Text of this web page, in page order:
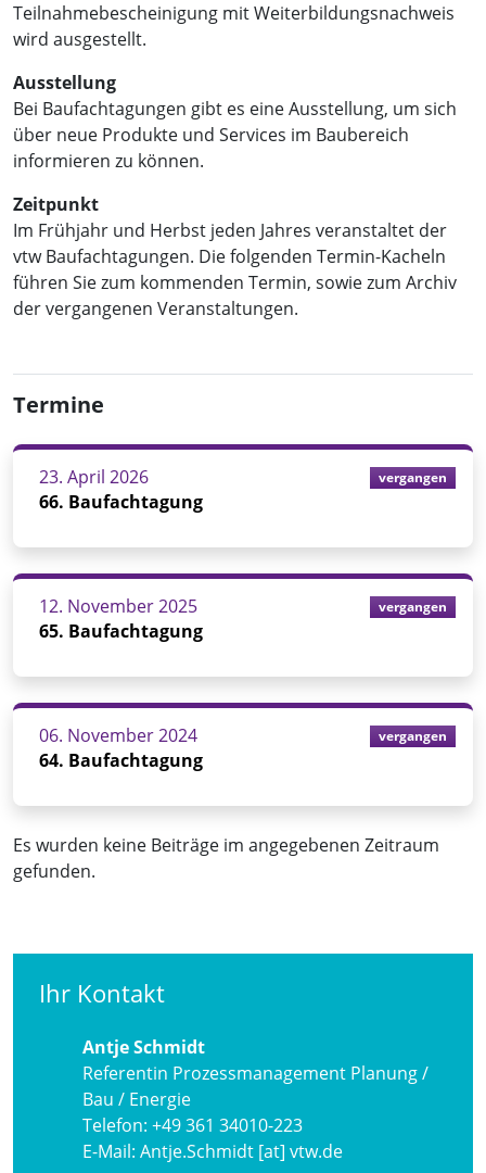
Teilnahmebescheinigung mit Weiterbildungsnachweis
wird ausgestellt.
Ausstellung
Bei Baufachtagungen gibt es eine Ausstellung, um sich
über neue Produkte und Services im Baubereich
informieren zu können.
Zeitpunkt
Im Frühjahr und Herbst jeden Jahres veranstaltet der
vtw Baufachtagungen. Die folgenden Termin-Kacheln
führen Sie zum kommenden Termin, sowie zum Archiv
der vergangenen Veranstaltungen.
Termine
vergangen
23. April 2026
66. Baufachtagung
vergangen
12. November 2025
65. Baufachtagung
vergangen
06. November 2024
64. Baufachtagung
Es wurden keine Beiträge im angegebenen Zeitraum
gefunden.
Ihr Kontakt
Antje Schmidt
Referentin Prozessmanagement Planung /
Bau / Energie
Telefon: +49 361 34010-223
E-Mail: Antje.Schmidt [at] vtw.de